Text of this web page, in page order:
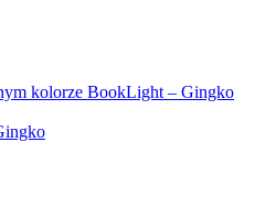
kolorze BookLight – Gingko